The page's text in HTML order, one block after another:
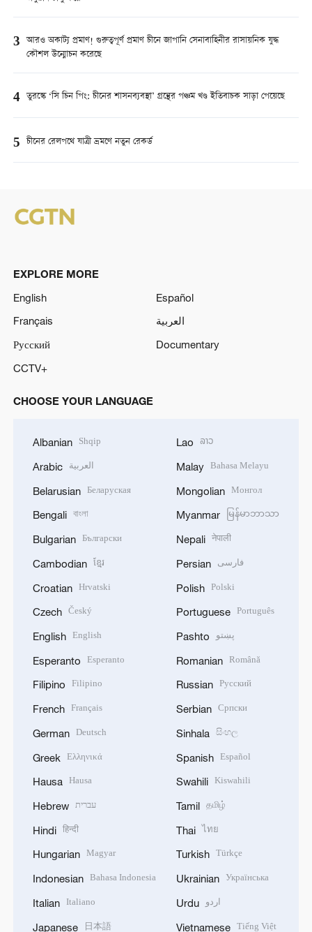
3 আরও অকাট্য প্রমাণ! গুরুত্বপূর্ণ প্রমাণ চীনে জাপানি সেনাবাহিনীর রাসায়নিক যুদ্ধ
কৌশল উন্মোচন করেছে
4 তুরস্কে ‘সি চিন পিং: চীনের শাসনব্যবস্থা’ গ্রন্থের পঞ্চম খণ্ড ইতিবাচক সাড়া পেয়েছে
5 চীনের রেলপথে যাত্রী ভ্রমণে নতুন রেকর্ড
EXPLORE MORE
English
Español
Français
العربية
Русский
Documentary
CCTV+
CHOOSE YOUR LANGUAGE
Albanian Shqip
Arabic العربية
Belarusian Беларуская
Bengali বাংলা
Bulgarian Български
Cambodian ខ្មែរ
Croatian Hrvatski
Czech Český
English English
Esperanto Esperanto
Filipino Filipino
French Français
German Deutsch
Greek Ελληνικά
Hausa Hausa
Hebrew עברית
Hindi हिन्दी
Hungarian Magyar
Indonesian Bahasa Indonesia
Italian Italiano
Japanese 日本語
Lao ລາວ
Malay Bahasa Melayu
Mongolian Монгол
Myanmar မြန်မာဘာသာ
Nepali नेपाली
Persian فارسی
Polish Polski
Portuguese Português
Pashto پښتو
Romanian Română
Russian Русский
Serbian Српски
Sinhala සිංහල
Spanish Español
Swahili Kiswahili
Tamil தமிழ்
Thai ไทย
Turkish Türkçe
Ukrainian Українська
Urdu اردو
Vietnamese Tiếng Việt